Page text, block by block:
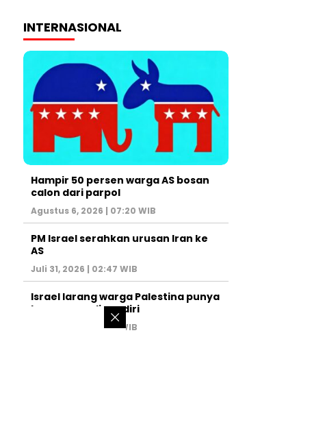
INTERNASIONAL
Hampir 50 persen warga AS bosan
calon dari parpol
Agustus 6, 2026 | 07:20 WIB
PM Israel serahkan urusan Iran ke
AS
Juli 31, 2026 | 02:47 WIB
Israel larang warga Palestina punya
kamar mandi sendiri
Juli 22, 2026 | 14:50 WIB